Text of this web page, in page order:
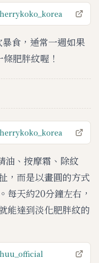
食，通常一週如果
肥胖紋喔！
油、按摩霜、除紋
，而是以畫圓的方式
每天約20分鐘左右，
能達到淡化肥胖紋的